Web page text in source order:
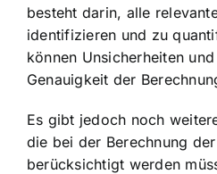
besteht darin, alle
identifizieren und zu
können Unsicherheiten
Genauigkeit der
Es gibt jedoch noch
die bei der Berechnung
berücksichtigt werden